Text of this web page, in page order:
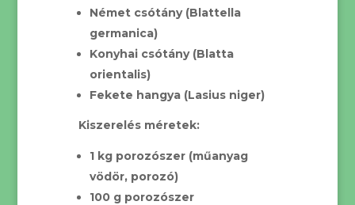
Német csótány (Blattella
germanica)
Konyhai csótány (Blatta
orientalis)
Fekete hangya (Lasius niger)
Kiszerelés méretek:
1 kg porozószer (műanyag
vödör, porozó)
100 g porozószer